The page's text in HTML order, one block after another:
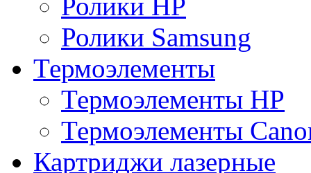
Ролики HP
Ролики Samsung
Термоэлементы
Термоэлементы HP
Термоэлементы
Картриджи лазерные